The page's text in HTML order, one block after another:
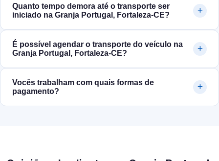
Quanto tempo demora até o transporte ser
iniciado na Granja Portugal, Fortaleza‑CE?
É possível agendar o transporte do veículo na
Granja Portugal, Fortaleza‑CE?
Vocês trabalham com quais formas de
pagamento?